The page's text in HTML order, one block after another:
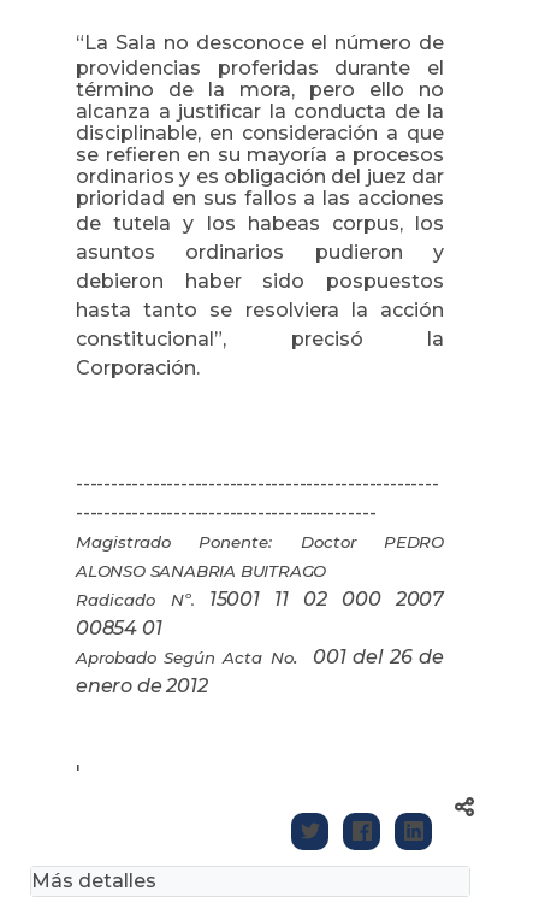
“La Sala no desconoce el número de
providencias proferidas durante el
término de la mora, pero ello no
alcanza a justificar la conducta de la
disciplinable, en consideración a que
se refieren en su mayoría a procesos
ordinarios y es obligación del juez dar
prioridad en sus fallos a las acciones
detutela y los habeas corpus, los
asuntos ordinarios pudieron y
debieron haber sido pospuestos
hasta tanto se resolviera la acción
constitucional”, precisó la
Corporación.
----------------------------------------------------
-------------------------------------------
Magistrado Ponente: Doctor PEDRO
ALONSO SANABRIA BUITRAGO
Radicado Nº.
15001 11 02 000 2007
00854 01
Aprobado Según Acta No.
001 del 26 de
enero de 2012
'
Más detalles